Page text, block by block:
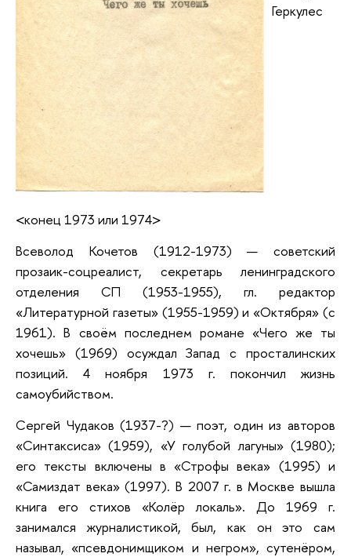
Геркулес
<конец 1973 или 1974>
Всеволод Кочетов (1912-1973) — советский
прозаик-соцреалист, секретарь ленинградского
отделения СП (1953-1955), гл. редактор
«Литературной газеты» (1955-1959) и «Октября» (с
1961). В своём последнем романе «Чего же ты
хочешь» (1969) осуждал Запад с просталинских
позиций. 4 ноября 1973 г. покончил жизнь
самоубийством.
Сергей Чудаков (1937-?) — поэт, один из авторов
«Синтаксиса» (1959), «У голубой лагуны» (1980);
его тексты включены в «Строфы века» (1995) и
«Самиздат века» (1997). В 2007 г. в Москве вышла
книга его стихов «Колёр локаль». До 1969 г.
занимался журналистикой, был, как он это сам
называл, «псевдонимщиком и негром», сутенёром,